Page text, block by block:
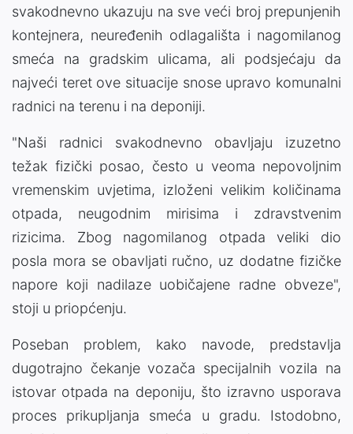
svakodnevno ukazuju na sve veći broj prepunjenih
kontejnera, neuređenih odlagališta i nagomilanog
smeća na gradskim ulicama, ali podsjećaju da
najveći teret ove situacije snose upravo komunalni
radnici na terenu i na deponiji.
"Naši radnici svakodnevno obavljaju izuzetno
težak fizički posao, često u veoma nepovoljnim
vremenskim uvjetima, izloženi velikim količinama
otpada, neugodnim mirisima i zdravstvenim
rizicima. Zbog nagomilanog otpada veliki dio
posla mora se obavljati ručno, uz dodatne fizičke
napore koji nadilaze uobičajene radne obveze",
stoji u priopćenju.
Poseban problem, kako navode, predstavlja
dugotrajno čekanje vozača specijalnih vozila na
istovar otpada na deponiju, što izravno usporava
proces prikupljanja smeća u gradu. Istodobno,